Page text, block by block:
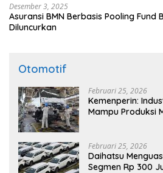
Desember 3, 2025
Asuransi BMN Berbasis Pooling Fund
Diluncurkan
Otomotif
Februari 25, 2026
Kemenperin:
Mampu Produksi
Februari 25, 2026
Daihatsu
Segmen Rp 300